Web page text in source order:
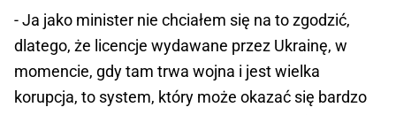
- Ja jako minister nie chciałem się na to zgodzić,
dlatego, że licencje wydawane przez Ukrainę, w
momencie, gdy tam trwa wojna i jest wielka
korupcja, to system, który może okazać się bardzo